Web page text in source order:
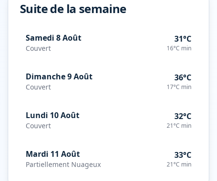
Suite de la semaine
Samedi 8 Août
Couvert
31°C
16°C min
Dimanche 9 Août
Couvert
36°C
17°C min
Lundi 10 Août
Couvert
32°C
21°C min
Mardi 11 Août
Partiellement Nuageux
33°C
21°C min